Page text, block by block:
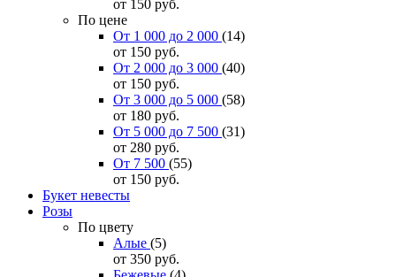
от 150 руб.
По цене
От 1 000 до 2 000 (14)
от 150 руб.
От 2 000 до 3 000 (40)
от 150 руб.
От 3 000 до 5 000 (58)
от 180 руб.
От 5 000 до 7 500 (31)
от 280 руб.
От 7 500 (55)
от 150 руб.
Букет невесты
Розы
По цвету
Алые (5)
от 350 руб.